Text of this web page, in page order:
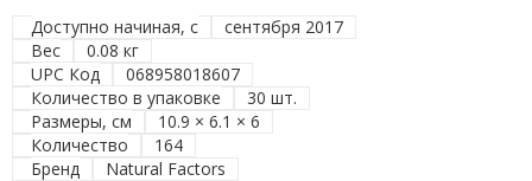
Доступно начиная, с
сентября 2017
Вес
0.08 кг
UPC Код
068958018607
Количество в упаковке
30 шт.
Размеры, см
10.9 × 6.1 × 6
Количество
164
Бренд
Natural Factors